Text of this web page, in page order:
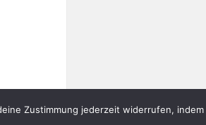
Zustimmung jederzeit widerrufen,